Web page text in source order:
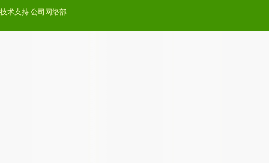
技术支持:公司网络部